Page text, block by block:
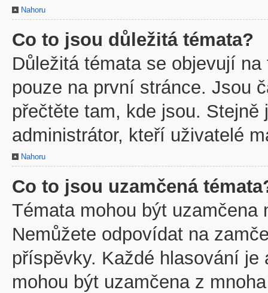
Nahoru
Co to jsou důležitá témata?
Důležitá témata se objevují
pouze na první stránce. Jsou
přečtěte tam, kde jsou.
administrátor, kteří uživatelé
Nahoru
Co to jsou uzamčená
Témata mohou být uzamčena
Nemůžete odpovídat na
příspěvky. Každé hlasování
mohou být uzamčena z